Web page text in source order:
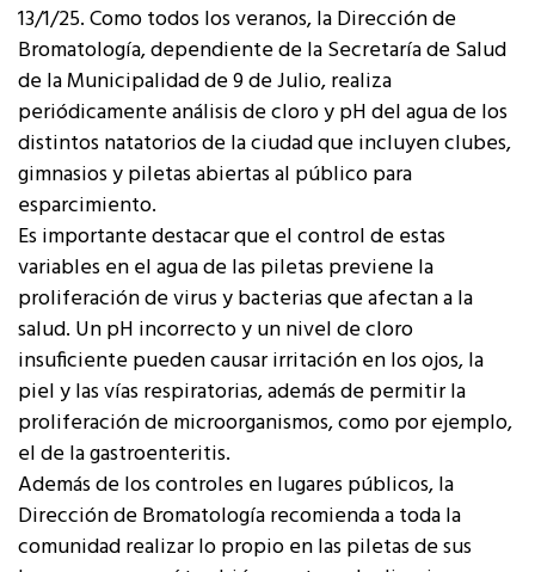
13/1/25. Como todos los veranos, la Dirección de
Bromatología, dependiente de la Secretaría de Salud
de la Municipalidad de 9 de Julio, realiza
periódicamente análisis de cloro y pH del agua de los
distintos natatorios de la ciudad que incluyen clubes,
gimnasios y piletas abiertas al público para
esparcimiento.
Es importante destacar que el control de estas
variables en el agua de las piletas previene la
proliferación de virus y bacterias que afectan a la
salud. Un pH incorrecto y un nivel de cloro
insuficiente pueden causar irritación en los ojos, la
piel y las vías respiratorias, además de permitir la
proliferación de microorganismos, como por ejemplo,
el de la gastroenteritis.
Además de los controles en lugares públicos, la
Dirección de Bromatología recomienda a toda la
comunidad realizar lo propio en las piletas de sus